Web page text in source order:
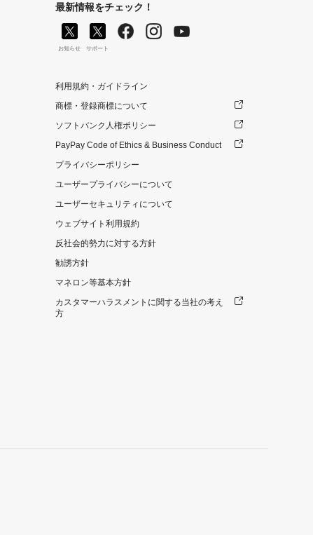
最新情報をチェック！
お知らせ サポート
利用規約・ガイドライン
商標・登録商標について
ソフトバンク人権ポリシー
PayPay Code of Ethics & Business Conduct
プライバシーポリシー
ユーザープライバシーについて
ユーザーセキュリティについて
ウェブサイト利用規約
反社会的勢力に対する方針
勧誘方針
マネロン等基本方針
カスタマーハラスメントに関する当社の考え
方